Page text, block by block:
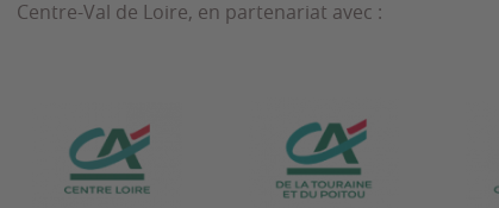
Centre-Val de Loire, en partenariat avec :